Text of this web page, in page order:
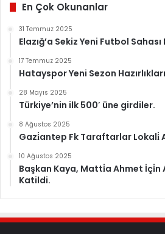
En Çok Okunanlar
31 Temmuz 2025
Elazığ’a Sekiz Yeni Futbol Sahası
17 Temmuz 2025
Hatayspor Yeni Sezon
28 Mayıs 2025
Türkiye’nin ilk 500′ üne girdiler.
8 Ağustos 2025
Gazi̇antep Fk Taraftarlar Lokali̇
10 Ağustos 2025
Başkan Kaya, Matti̇a Ahmet İçi̇n
Katildi.